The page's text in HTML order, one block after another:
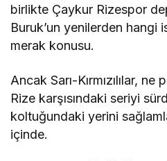
birlikte Çaykur Rizespor
Buruk’un yenilerden hangi
merak konusu.
Ancak Sarı-Kırmızılılar, ne
Rize karşısındaki seriyi
koltuğundaki yerini
içinde.